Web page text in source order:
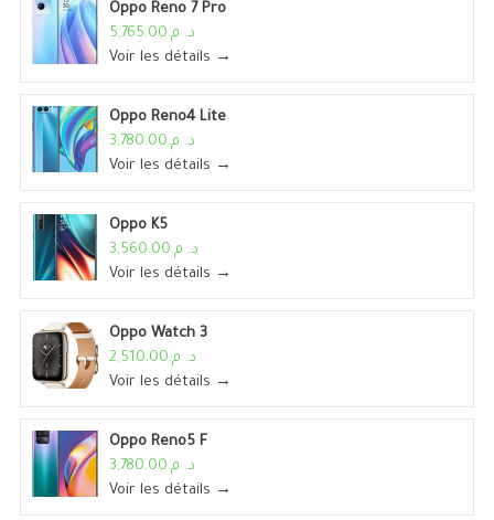
Oppo Reno 7 Pro
د. م.5,765.00
Voir les détails →
Oppo Reno4 Lite
د. م.3,780.00
Voir les détails →
Oppo K5
د. م.3,560.00
Voir les détails →
Oppo Watch 3
د. م.2,510.00
Voir les détails →
Oppo Reno5 F
د. م.3,780.00
Voir les détails →